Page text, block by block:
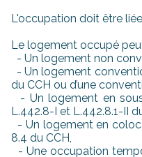
L'occupation doit être
Le logement occupé
- Un logement non
- Un logement
du CCH ou d’une
- Un logement en
L.442.8-I et L.442.8.1-II
- Un logement en
8.4 du CCH,
- Une occupation